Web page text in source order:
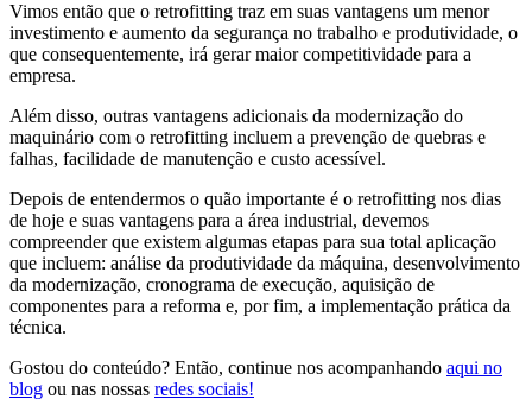
Vimos então que o retrofitting traz em suas vantagens um menor
investimento e aumento da segurança no trabalho e produtividade, o
que consequentemente, irá gerar maior competitividade para a
empresa.
Além disso, outras vantagens adicionais da modernização do
maquinário com o retrofitting incluem a prevenção de quebras e
falhas, facilidade de manutenção e custo acessível.
Depois de entendermos o quão importante é o retrofitting nos dias
de hoje e suas vantagens para a área industrial, devemos
compreender que existem algumas etapas para sua total aplicação
que incluem: análise da produtividade da máquina, desenvolvimento
da modernização, cronograma de execução, aquisição de
componentes para a reforma e, por fim, a implementação prática da
técnica.
Gostou do conteúdo? Então, continue nos acompanhando aqui no
blog ou nas nossas redes sociais!